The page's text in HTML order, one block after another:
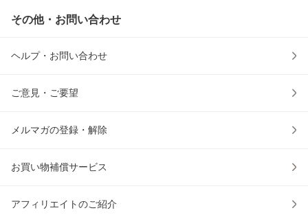
その他・お問い合わせ
ヘルプ・お問い合わせ
ご意見・ご要望
メルマガの登録・解除
お買い物補償サービス
アフィリエイトのご紹介